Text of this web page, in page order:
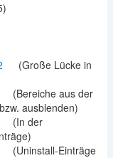
(Große Lücke in
(Bereiche aus der
ausblenden)
(In der
(Uninstall-Einträge